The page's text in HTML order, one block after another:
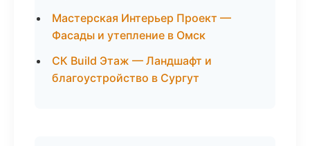
Мастерская Интерьер Проект —
Фасады и утепление в Омск
СК Build Этаж — Ландшафт и
благоустройство в Сургут